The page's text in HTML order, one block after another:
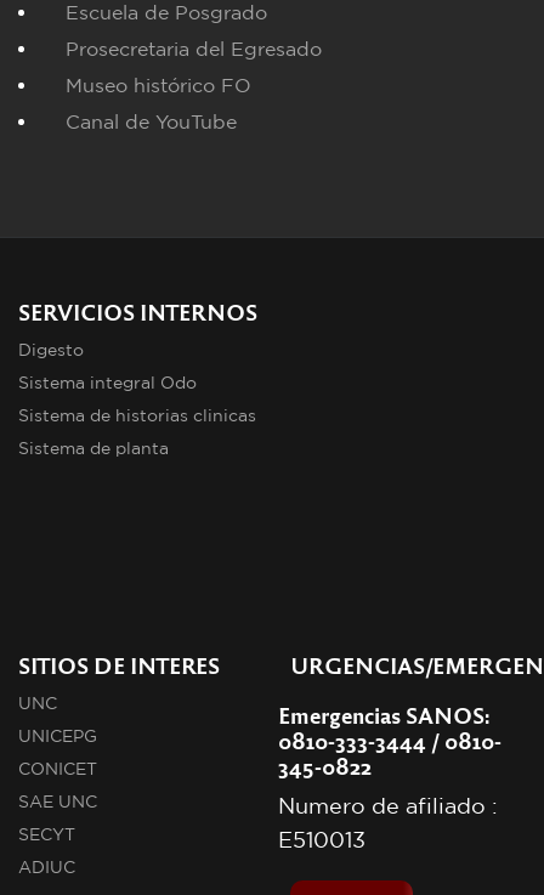
Escuela de Posgrado
Prosecretaria del Egresado
Museo histórico FO
Canal de YouTube
SERVICIOS INTERNOS
Digesto
Sistema integral Odo
Sistema de historias clinicas
Sistema de planta
SITIOS DE INTERES
UNC
UNICEPG
CONICET
SAE UNC
SECYT
ADIUC
URGENCIAS/
Emergencias SANOS:
0810-333-3444 / 0810-
345-0822
Numero de afiliado :
E510013